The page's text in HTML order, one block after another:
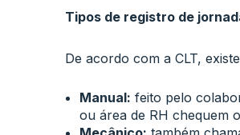
Tipos de registro de
De acordo com a CLT,
Manual: feito pelo
ou área de RH chequem